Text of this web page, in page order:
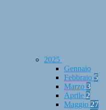
2025
Gennaio
Febbraio 5
Marzo 3
Aprile 2
Maggio 27